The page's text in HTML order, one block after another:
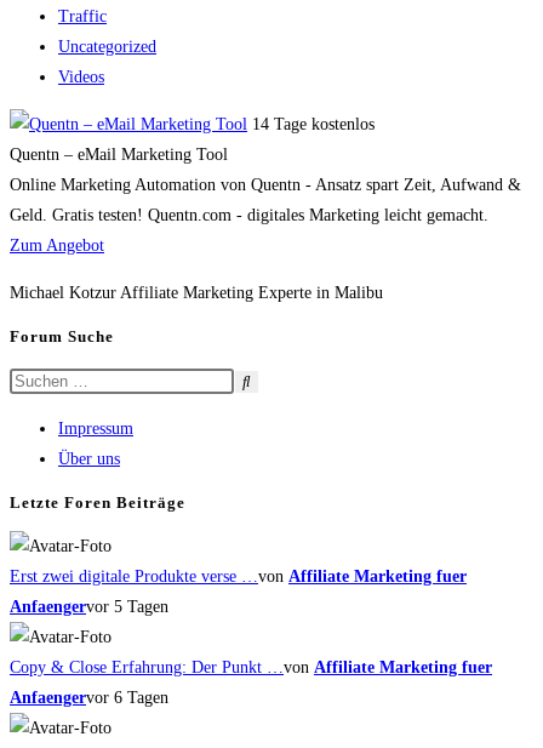
Traffic
Uncategorized
Videos
14 Tage kostenlos
Quentn – eMail Marketing Tool
Online Marketing Automation von Quentn - Ansatz spart Zeit, Aufwand &
Geld. Gratis testen! Quentn.com - digitales Marketing leicht gemacht.
Zum Angebot
Michael Kotzur Affiliate Marketing Experte in Malibu
Forum Suche
Impressum
Über uns
Letzte Foren Beiträge
Erst zwei digitale Produkte verse …von Affiliate Marketing fuer
Anfaengervor 5 Tagen
Copy & Close Erfahrung: Der Punkt …von Affiliate Marketing fuer
Anfaengervor 6 Tagen